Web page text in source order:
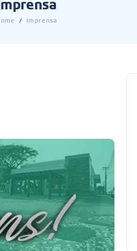
Imprensa
Imprensa